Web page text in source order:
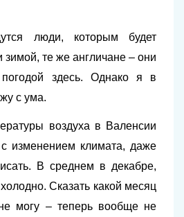
люди, которым будет
зимой, те же англичане – они
здесь. Однако я в
с ума.
воздуха в Валенсии
изменением климата, даже
В среднем в декабре,
Сказать какой месяц
могу – теперь вообще не